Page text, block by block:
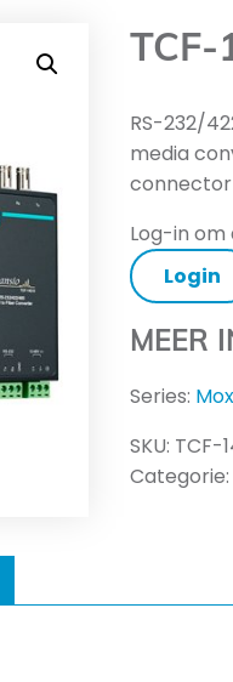
TCF-
RS-232/
media
connector
Log-in om
Login
MEER
Series:
SKU: TCF-